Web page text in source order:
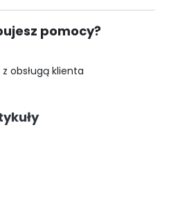
pomocy?
obsługą klienta